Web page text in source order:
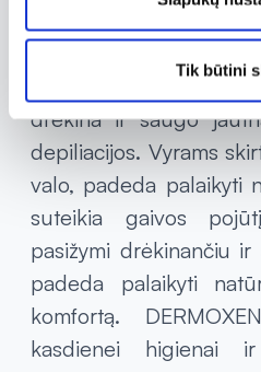
Tik būtini
suteikai komforto
drėkina ir saugo
depiliacijos. Vyrams
valo, padeda palaikyti
suteikia gaivos
pasižymi drėkinančiu
padeda palaikyti
komfortą.
kasdienei higienai